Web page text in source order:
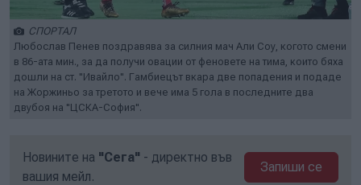
СПОРТАЛ
Любослав Пенев поздравява за силния мач Али Соу, когото смени
в 86-ата мин., за да получи овации от феновете на тима, които бяха
дошли на ст. "Ивайло". Гамбиецът вкара две попадения и подаде
на Жоржиньо за третото и вече има 5 гола в последните два
двубоя на "ЦСКА-София".
Новините на "Сега" - директно във
вашия мейл.
Запиши се